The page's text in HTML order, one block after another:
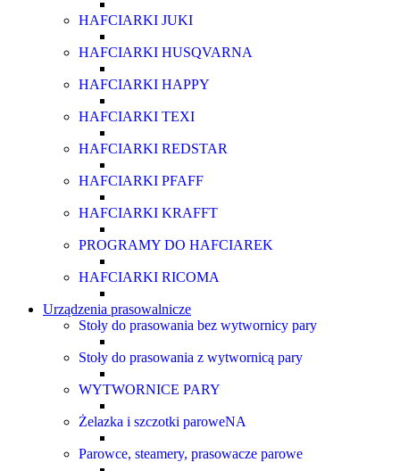
HAFCIARKI JUKI
HAFCIARKI HUSQVARNA
HAFCIARKI HAPPY
HAFCIARKI TEXI
HAFCIARKI REDSTAR
HAFCIARKI PFAFF
HAFCIARKI KRAFFT
PROGRAMY DO HAFCIAREK
HAFCIARKI RICOMA
Urządzenia prasowalnicze
Stoły do prasowania bez wytwornicy pary
Stoły do prasowania z wytwornicą pary
WYTWORNICE PARY
Żelazka i szczotki paroweNA
Parowce, steamery, prasowacze parowe